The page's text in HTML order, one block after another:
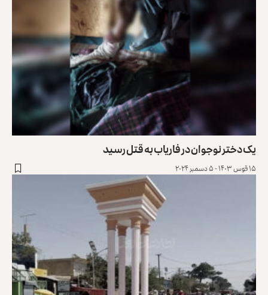
یک دختر نوجوان در فاریاب به قتل رسید
۱۵ قوس ۱۴۰۳ - ۵ دسمبر ۲۰۲۴